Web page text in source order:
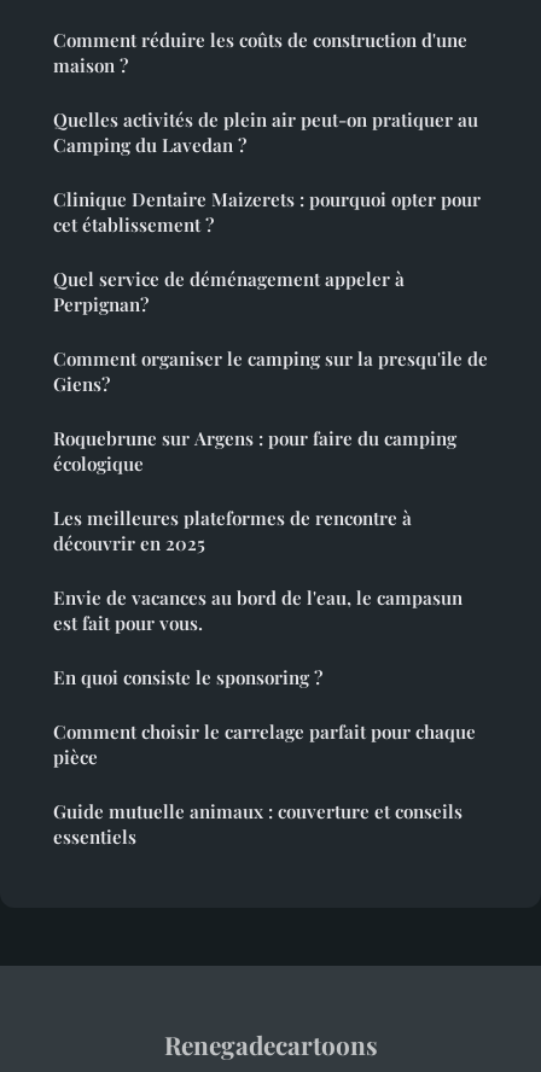
Comment réduire les coûts de construction d'une
maison ?
Quelles activités de plein air peut-on pratiquer au
Camping du Lavedan ?
Clinique Dentaire Maizerets : pourquoi opter pour
cet établissement ?
Quel service de déménagement appeler à
Perpignan?
Comment organiser le camping sur la presqu'ile de
Giens?
Roquebrune sur Argens : pour faire du camping
écologique
Les meilleures plateformes de rencontre à
découvrir en 2025
Envie de vacances au bord de l'eau, le campasun
est fait pour vous.
En quoi consiste le sponsoring ?
Comment choisir le carrelage parfait pour chaque
pièce
Guide mutuelle animaux : couverture et conseils
essentiels
Renegadecartoons